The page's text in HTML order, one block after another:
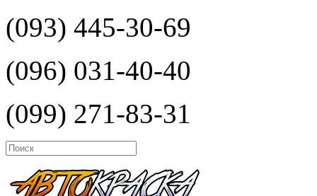
(093) 445-30-69
(096) 031-40-40
(099) 271-83-31